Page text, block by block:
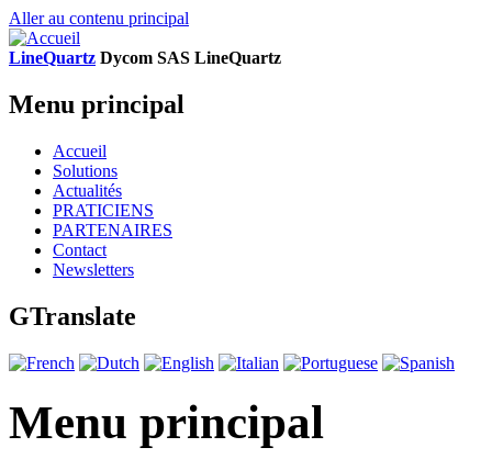
Aller au contenu principal
LineQuartz Dycom SAS LineQuartz
Menu principal
Accueil
Solutions
Actualités
PRATICIENS
PARTENAIRES
Contact
Newsletters
GTranslate
Menu principal